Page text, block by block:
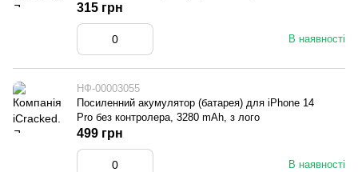
В наявності
315 грн
НФ-00003055
Посиленний акумулятор (батарея) для iPhone 14
Pro без контролера, 3280 mAh, з лого
В наявності
499 грн